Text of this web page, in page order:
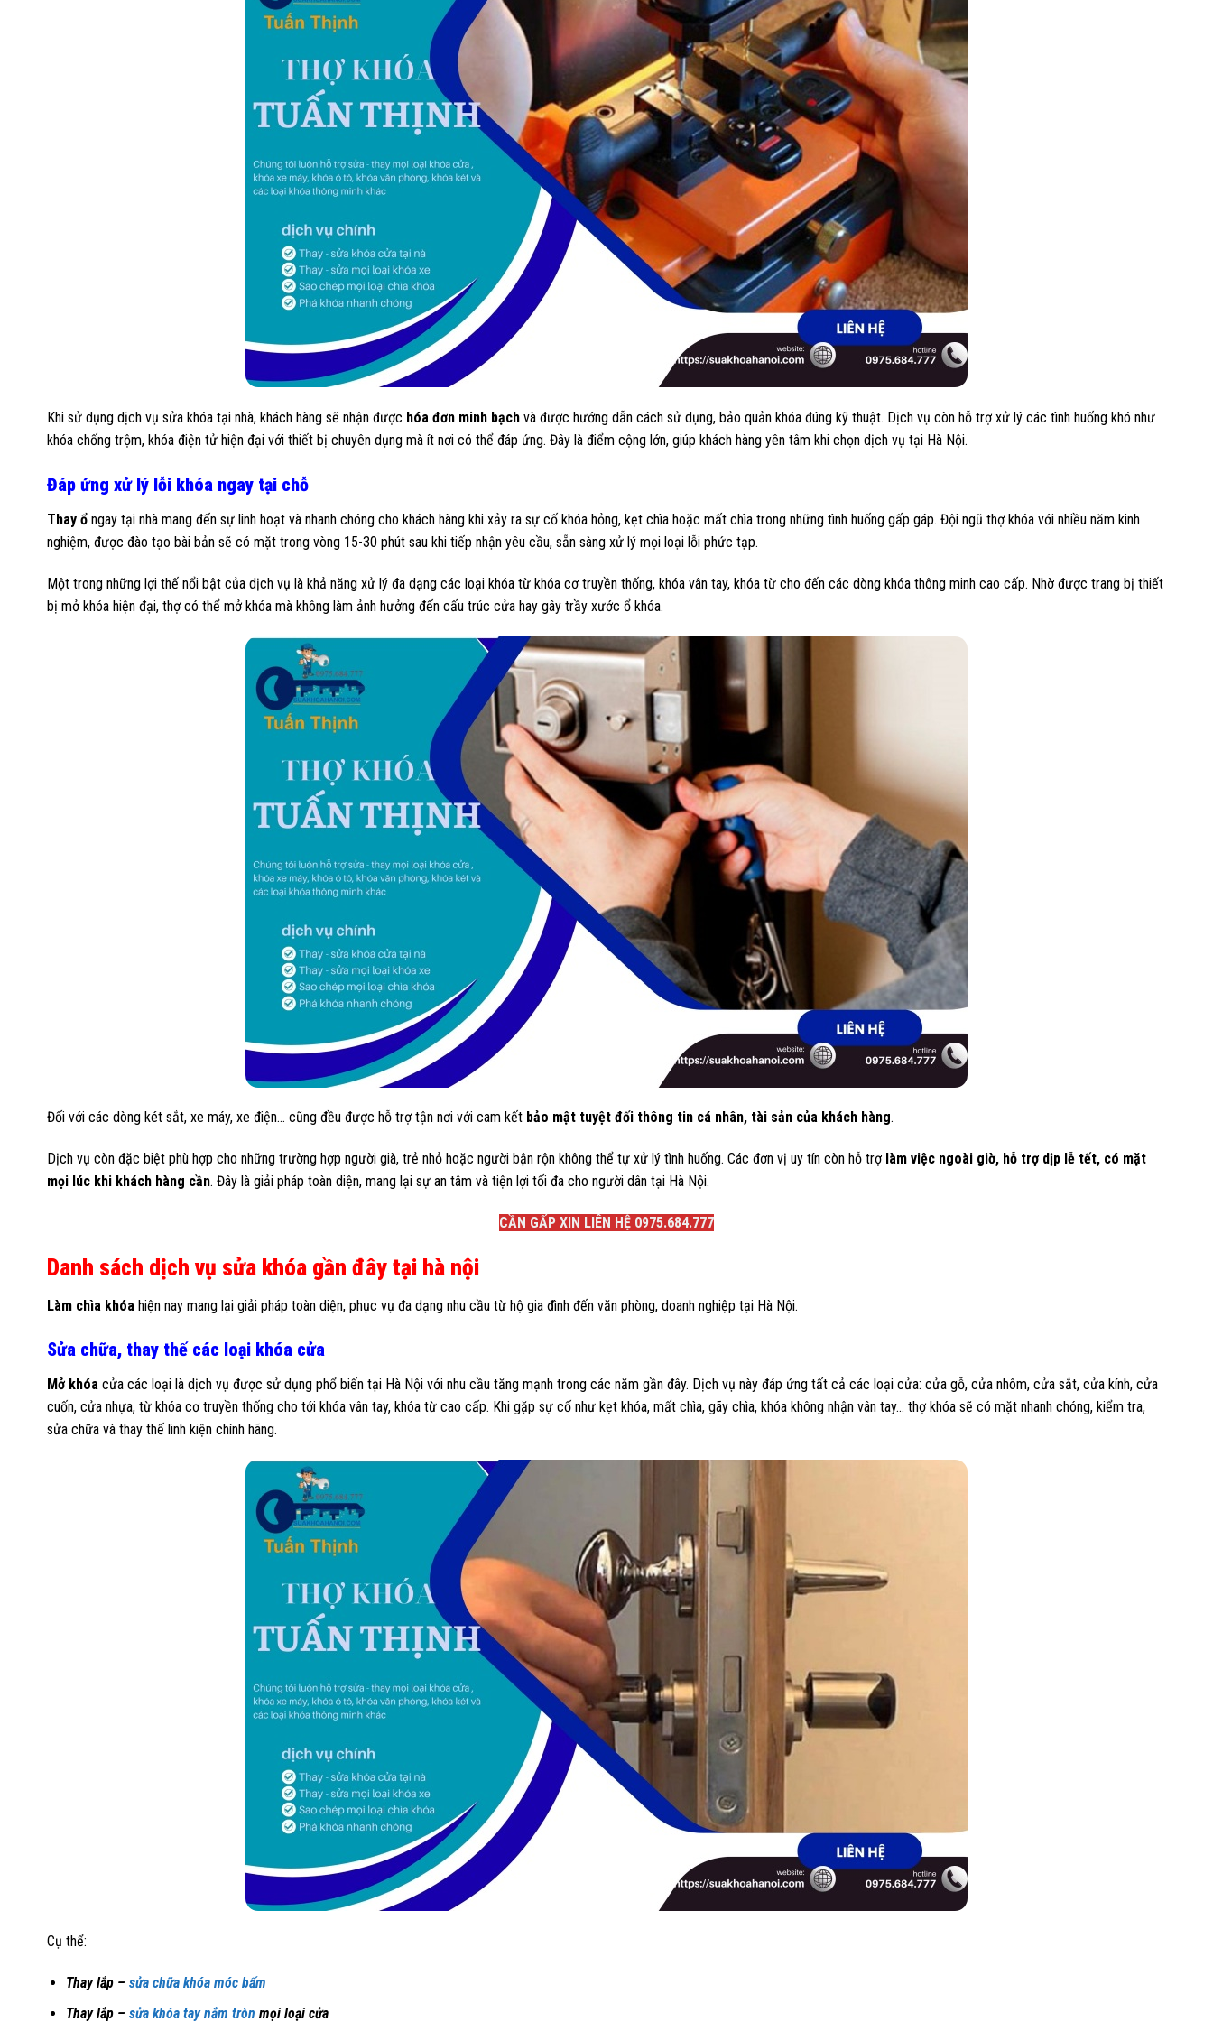
Khi sử dụng dịch vụ sửa khóa tại nhà, khách hàng sẽ nhận được hóa đơn minh bạch và được hướng dẫn cách sử dụng, bảo quản khóa đúng kỹ thuật. Dịch vụ còn hỗ trợ xử lý các tình huống khó như
khóa chống trộm, khóa điện tử hiện đại với thiết bị chuyên dụng mà ít nơi có thể đáp ứng. Đây là điểm cộng lớn, giúp khách hàng yên tâm khi chọn dịch vụ tại Hà Nội.
Đáp ứng xử lý lỗi khóa ngay tại chỗ
Thay ổ ngay tại nhà mang đến sự linh hoạt và nhanh chóng cho khách hàng khi xảy ra sự cố khóa hỏng, kẹt chìa hoặc mất chìa trong những tình huống gấp gáp. Đội ngũ thợ khóa với nhiều năm kinh
nghiệm, được đào tạo bài bản sẽ có mặt trong vòng 15-30 phút sau khi tiếp nhận yêu cầu, sẵn sàng xử lý mọi loại lỗi phức tạp.
Một trong những lợi thế nổi bật của dịch vụ là khả năng xử lý đa dạng các loại khóa từ khóa cơ truyền thống, khóa vân tay, khóa từ cho đến các dòng khóa thông minh cao cấp. Nhờ được trang bị thiết
bị mở khóa hiện đại, thợ có thể mở khóa mà không làm ảnh hưởng đến cấu trúc cửa hay gây trầy xước ổ khóa.
Đối với các dòng két sắt, xe máy, xe điện… cũng đều được hỗ trợ tận nơi với cam kết bảo mật tuyệt đối thông tin cá nhân, tài sản của khách hàng.
Dịch vụ còn đặc biệt phù hợp cho những trường hợp người già, trẻ nhỏ hoặc người bận rộn không thể tự xử lý tình huống. Các đơn vị uy tín còn hỗ trợ làm việc ngoài giờ, hỗ trợ dịp lễ tết, có mặt
mọi lúc khi khách hàng cần. Đây là giải pháp toàn diện, mang lại sự an tâm và tiện lợi tối đa cho người dân tại Hà Nội.
CẦN GẤP XIN LIÊN HỆ 0975.684.777
Danh sách dịch vụ sửa khóa gần đây tại hà nội
Làm chìa khóa hiện nay mang lại giải pháp toàn diện, phục vụ đa dạng nhu cầu từ hộ gia đình đến văn phòng, doanh nghiệp tại Hà Nội.
Sửa chữa, thay thế các loại khóa cửa
Mở khóa cửa các loại là dịch vụ được sử dụng phổ biến tại Hà Nội với nhu cầu tăng mạnh trong các năm gần đây. Dịch vụ này đáp ứng tất cả các loại cửa: cửa gỗ, cửa nhôm, cửa sắt, cửa kính, cửa
cuốn, cửa nhựa, từ khóa cơ truyền thống cho tới khóa vân tay, khóa từ cao cấp. Khi gặp sự cố như kẹt khóa, mất chìa, gãy chìa, khóa không nhận vân tay… thợ khóa sẽ có mặt nhanh chóng, kiểm tra,
sửa chữa và thay thế linh kiện chính hãng.
Cụ thể:
Thay lắp – sửa chữa khóa móc bấm
Thay lắp – sửa khóa tay nắm tròn mọi loại cửa